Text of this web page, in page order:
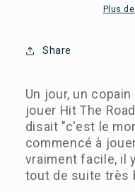
de
-
Plus
Share
Un jour, un
jouer Hit The
disait "c'est le
commencé à
vraiment facile, il
tout de suite très